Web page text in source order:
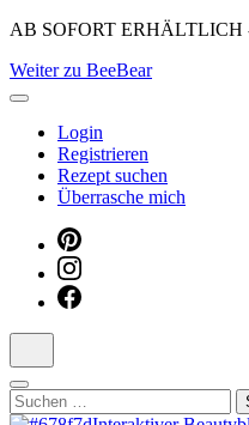
Skip
content
(Press
AB SOFORT ERHÄLTLICH
Weiter zu BeeBear
Login
Registrieren
Rezept suchen
Überrasche mich
Suchen
nach: